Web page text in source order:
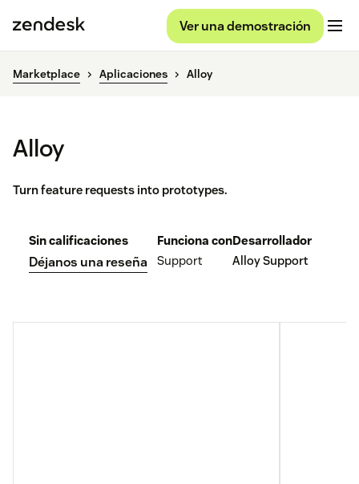
Ver una demostración
Marketplace Aplicaciones Alloy
Alloy
Turn feature requests into prototypes.
Sin calificaciones
Déjanos una reseña
Funciona con
Support
Desarrollador
Alloy Support